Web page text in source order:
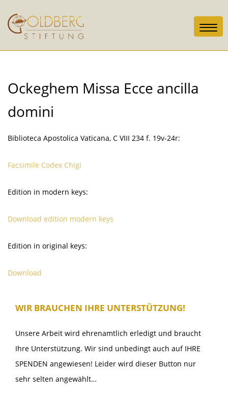
Ockeghem Missa Ecce ancilla
domini
Biblioteca Apostolica Vaticana, C VIII 234 f. 19v-24r:
Facsimile Codex Chigi
Edition in modern keys:
Download edition modern keys
Edition in original keys:
Download
WIR BRAUCHEN IHRE UNTERSTÜTZUNG!
Unsere Arbeit wird ehrenamtlich erledigt und braucht
Ihre Unterstützung. Wir sind unbedingt auch auf IHRE
SPENDEN angewiesen! Leider wird dieser Button nur
sehr selten angewählt…